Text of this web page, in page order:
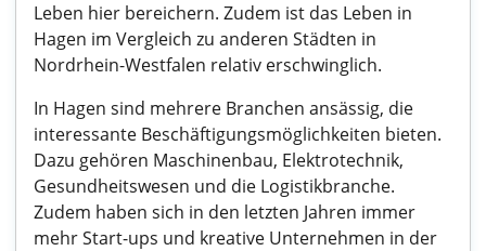
Leben hier bereichern. Zudem ist das Leben in
Hagen im Vergleich zu anderen Städten in
Nordrhein-Westfalen relativ erschwinglich.
In Hagen sind mehrere Branchen ansässig, die
interessante Beschäftigungsmöglichkeiten bieten.
Dazu gehören Maschinenbau, Elektrotechnik,
Gesundheitswesen und die Logistikbranche.
Zudem haben sich in den letzten Jahren immer
mehr Start-ups und kreative Unternehmen in der